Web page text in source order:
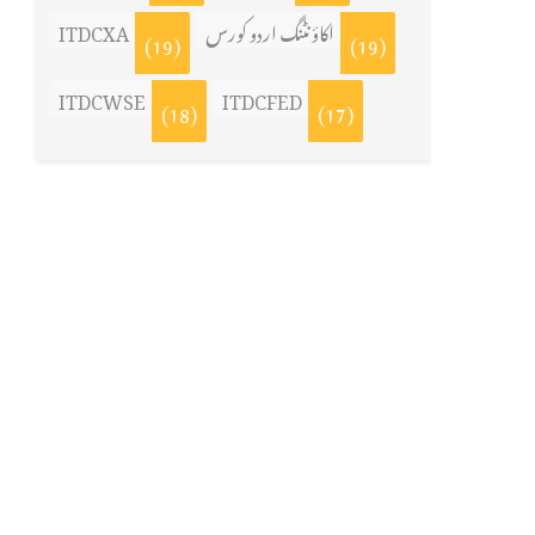
ITDCXA (19) اکاؤنٹنگ اردو کورس (19)
ITDCWSE (18) ITDCFED (17)